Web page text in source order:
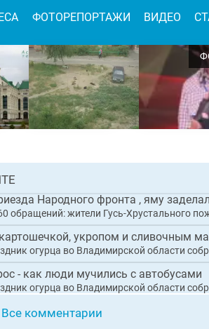
дали старт грантовому
«Лесные уроки Мещеры»
жители Гусь-Хрустального пожаловались Президенту
огурца во Владимирской области собрал
- как люди мучились с автобусами
огурца во Владимирской области собрал
Все комментарии
ФОТОРЕПОРТАЖИ ВИДЕО